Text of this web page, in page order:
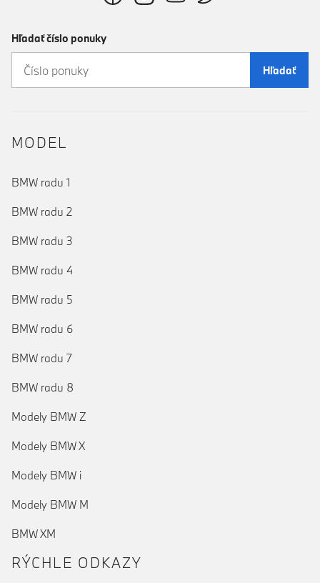
Hľadať číslo ponuky
Hľadať
MODEL
BMW radu 1
BMW radu 2
BMW radu 3
BMW radu 4
BMW radu 5
BMW radu 6
BMW radu 7
BMW radu 8
Modely BMW Z
Modely BMW X
Modely BMW i
Modely BMW M
BMW XM
RÝCHLE ODKAZY